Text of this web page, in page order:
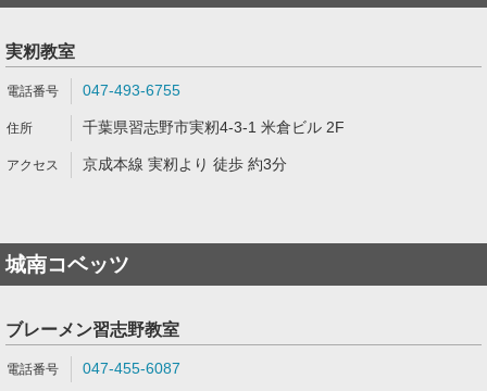
実籾教室
047-493-6755
千葉県習志野市実籾4-3-1 米倉ビル 2F
京成本線 実籾より 徒歩 約3分
城南コベッツ
ブレーメン習志野教室
047-455-6087